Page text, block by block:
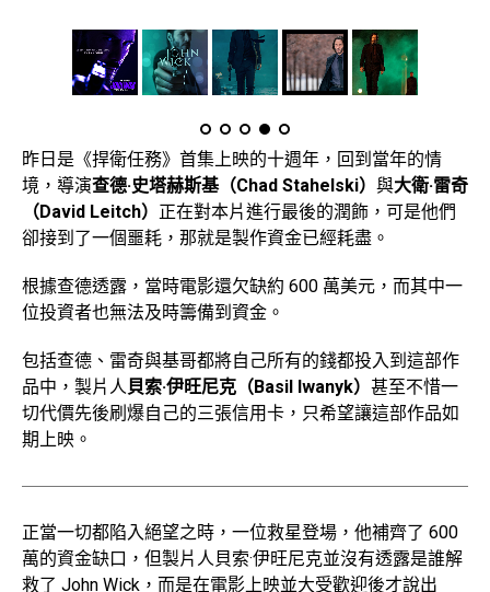
昨日是《捍衛任務》首集上映的十週年，回到當年的情
境，導演查德·史塔赫斯基（Chad Stahelski） 與大衛·雷奇
（David Leitch） 正在對本片進行最後的潤飾，可是他們
卻接到了一個噩耗，那就是製作資金已經耗盡。
根據查德透露，當時電影還欠缺約 600 萬美元，而其中一
位投資者也無法及時籌備到資金。
包括查德、雷奇與基哥都將自己所有的錢都投入到這部作
品中，製片人貝索·伊旺尼克（Basil Iwanyk） 甚至不惜一
切代價先後刷爆自己的三張信用卡，只希望讓這部作品如
期上映。
正當一切都陷入絕望之時，一位救星登場，他補齊了 600
萬的資金缺口，但製片人貝索·伊旺尼克並沒有透露是誰解
救了 John Wick，而是在電影上映並大受歡迎後才說出